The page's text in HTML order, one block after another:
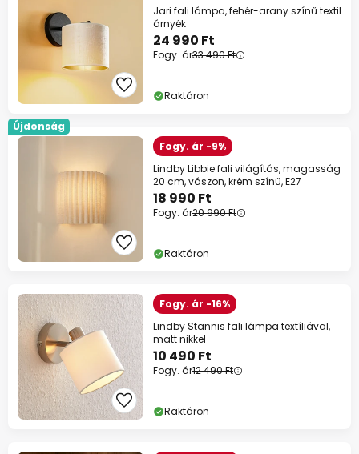
Jari fali lámpa, fehér-arany színű textil
árnyék
24 990 Ft
Fogy. ár33 490 Ft
Raktáron
Újdonság
Fogy. ár -9%
Lindby Libbie fali világítás, magasság
20 cm, vászon, krém színű, E27
18 990 Ft
Fogy. ár20 990 Ft
Raktáron
Fogy. ár -16%
Lindby Stannis fali lámpa textíliával,
matt nikkel
10 490 Ft
Fogy. ár12 490 Ft
Raktáron